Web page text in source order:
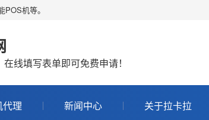
机等。
线填写表单即可免费申请！
代理 新闻中心 关于拉卡拉